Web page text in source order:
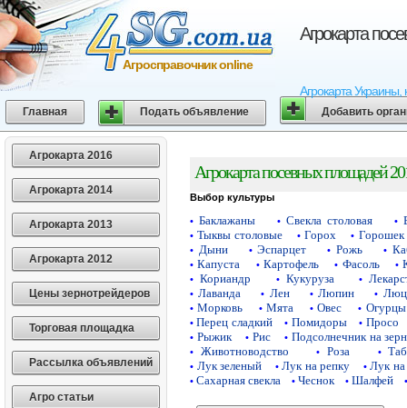
Агрокарта
Агрокарта
Агросправочник online
Главная Подать объявление Добавить
Агрокарта 2016
Агрокарта 2014
Агрокарта 2013
Агрокарта 2012
Цены зернотрейдеров
Торговая площадка
Рассылка объявлений
Агро статьи
Агрокарта посевных площадей
Выбор культуры
• Баклажаны • Свекла столовая •
• Тыквы столовые • Горох • Горошек
• Дыни • Эспарцет • Рожь •
• Капуста • Картофель • Фасоль •
• Кориандр • Кукуруза •
• Лаванда • Лен • Люпин •
• Морковь • Мята • Овес • Огурцы
• Перец сладкий • Помидоры • Просо
• Рыжик • Рис • Подсолнечник на
• Животноводство • Роза •
• Лук зеленый • Лук на репку • Лук на
• Сахарная свекла • Чеснок • Шалфей •